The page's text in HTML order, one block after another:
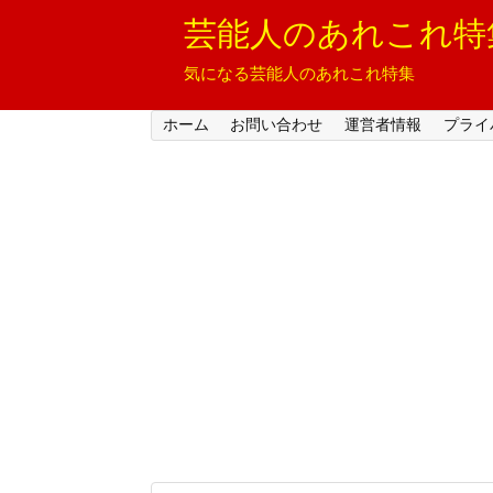
芸能人のあれこれ特
気になる芸能人のあれこれ特集
ホーム お問い合わせ 運営者情報 プラ